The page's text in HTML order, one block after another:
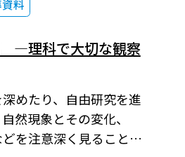
料
―理科で大切な観察
めたり、自由研究を進
然現象とその変化、
を注意深く見ること、